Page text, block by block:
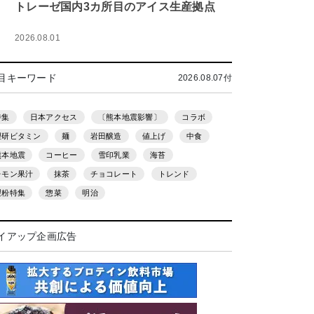
トレーゼ国内3カ所目のアイス生産拠点
2026.08.01
キーワード 2026.08.07付
集 日本アクセス 〔熊本地震影響〕 コラボ
研ビタミン 麺 岩田醸造 値上げ 中食
本地震 コーヒー 雪印乳業 海苔
モン果汁 抹茶 チョコレート トレンド
粉特集 惣菜 明治
アップ企画広告